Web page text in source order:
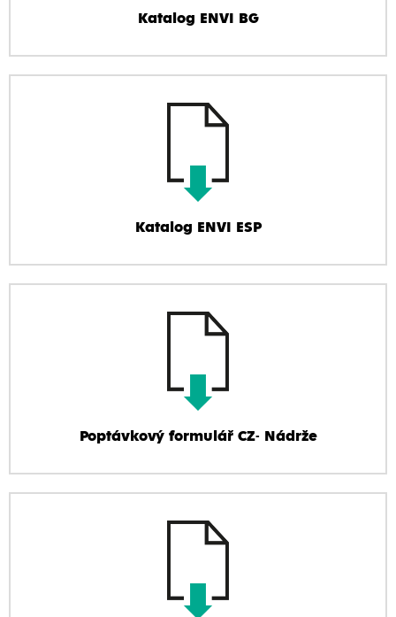
Katalog ENVI BG
Katalog ENVI ESP
Poptávkový formulář CZ- Nádrže